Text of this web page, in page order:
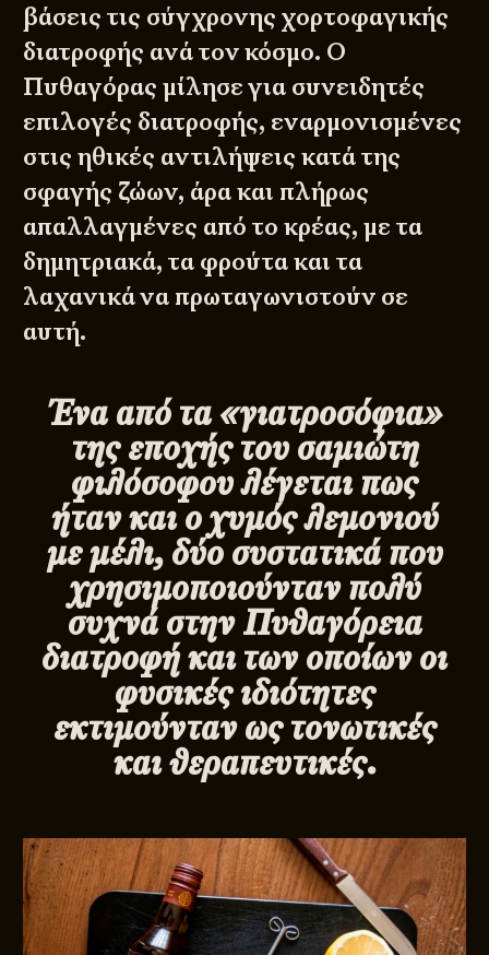
βάσεις τις σύγχρονης χορτοφαγικής
διατροφής ανά τον κόσμο. Ο
Πυθαγόρας μίλησε για συνειδητές
επιλογές διατροφής, εναρμονισμένες
στις ηθικές αντιλήψεις κατά της
σφαγής ζώων, άρα και πλήρως
απαλλαγμένες από το κρέας, με τα
δημητριακά, τα φρούτα και τα
λαχανικά να πρωταγωνιστούν σε
αυτή.
Ένα από τα «γιατροσόφια»
της εποχής του σαμιώτη
φιλόσοφου λέγεται πως
ήταν και ο χυμός λεμονιού
με μέλι, δύο συστατικά που
χρησιμοποιούνταν πολύ
συχνά στην Πυθαγόρεια
διατροφή και των οποίων οι
φυσικές ιδιότητες
εκτιμούνταν ως τονωτικές
και θεραπευτικές.